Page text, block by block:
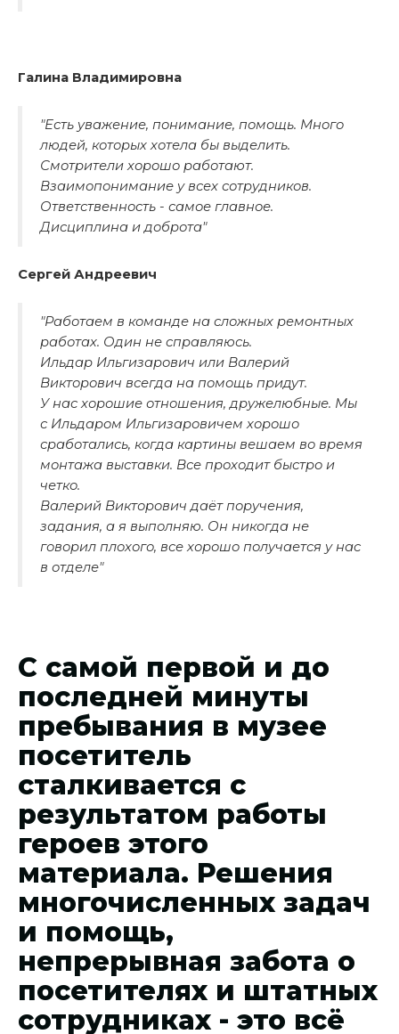
Галина Владимировна
"Есть уважение, понимание, помощь. Много
людей, которых хотела бы выделить.
Смотрители хорошо работают.
Взаимопонимание у всех сотрудников.
Ответственность - самое главное.
Дисциплина и доброта"
Сергей Андреевич
"Работаем в команде на сложных ремонтных
работах. Один не справляюсь.
Ильдар Ильгизарович или Валерий
Викторович всегда на помощь придут.
У нас хорошие отношения, дружелюбные. Мы
с Ильдаром Ильгизаровичем хорошо
сработались, когда картины вешаем во время
монтажа выставки. Все проходит быстро и
четко.
Валерий Викторович даёт поручения,
задания, а я выполняю. Он никогда не
говорил плохого, все хорошо получается у нас
в отделе"
С самой первой и до
последней минуты
пребывания в музее
посетитель
сталкивается с
результатом работы
героев этого
материала. Решения
многочисленных задач
и помощь,
непрерывная забота о
посетителях и штатных
сотрудниках - это всё